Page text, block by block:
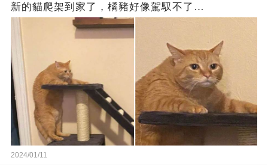
新的貓爬架到家了，橘豬好像駕馭不了…
2024/01/11